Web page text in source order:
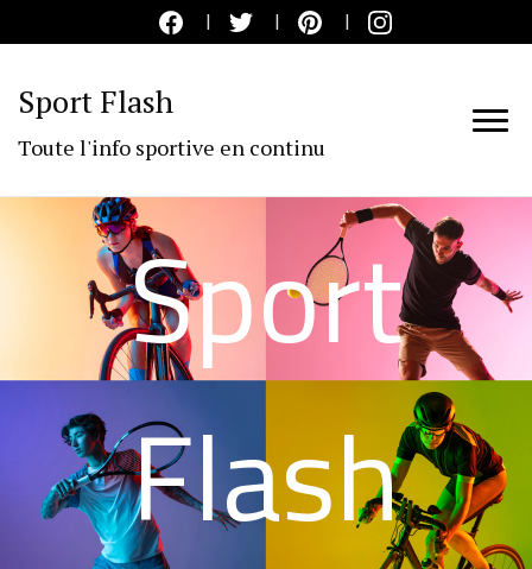
Sport Flash
Toute l'info sportive en continu
Sport
Flash